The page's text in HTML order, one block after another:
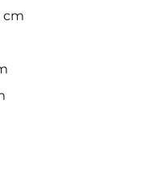
cm